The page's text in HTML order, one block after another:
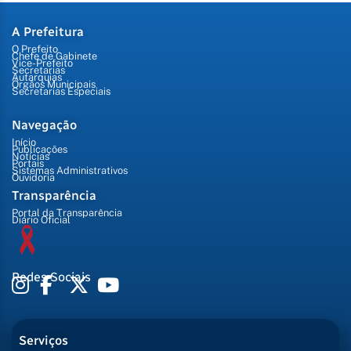
A Prefeitura
O Prefeito
Chefe de Gabinete
Vice-Prefeito
Secretarias
Autarquias
Órgãos Municipais
Secretarias Especiais
Navegação
Início
Publicações
Notícias
Portais
Sistemas Administrativos
Ouvidoria
Transparência
Portal da Transparência
Diário Oficial
Redes Sociais
Serviços